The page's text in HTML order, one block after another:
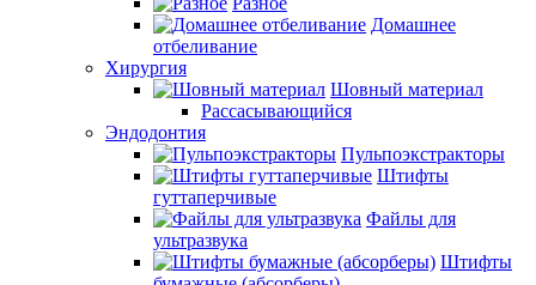
Домашнее
отбеливание
Хирургия
Шовный материал
Рассасывающийся
Эндодонтия
Пульпоэкстракторы
Штифты
гуттаперчивые
Файлы для
ультразвука
Штифты